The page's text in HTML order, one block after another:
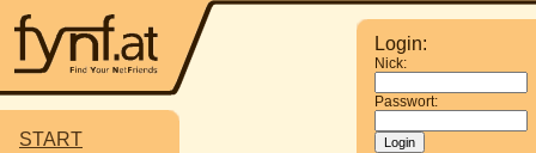
START
Login:
Nick:
Passwort: